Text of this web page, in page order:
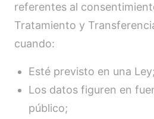
referentes al
Tratamiento y
cuando:
Esté previsto en una Ley;
Los datos figuren en
público;